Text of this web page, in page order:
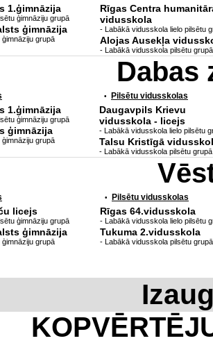
1.ģimnāzija
ģimnāziju grupā
ģimnāzija
grupā
Rīgas Centra
vidusskola
- Labākā vidusskola lielo pilsētu
Alojas Ausekļa
- Labākā vidusskola pilsētu grupā
Dabas
1.ģimnāzija
ģimnāziju grupā
ģimnāzija
grupā
• Pilsētu vidusskolas
Daugavpils Krievu
vidusskola - licejs
- Labākā vidusskola lielo pilsētu
Talsu Kristīgā
- Labākā vidusskola pilsētu grupā
licejs
ģimnāziju grupā
ģimnāzija
grupā
• Pilsētu vidusskolas
Rīgas 64.vidusskola
- Labākā vidusskola lielo pilsētu
Tukuma 2.vidusskola
- Labākā vidusskola pilsētu grupā